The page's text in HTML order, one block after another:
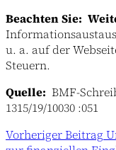
Beachten Sie:
u. a. auf der
Steuern.
Quelle: BMF-
1315/19/10030 :051
VorherigerBeitrag